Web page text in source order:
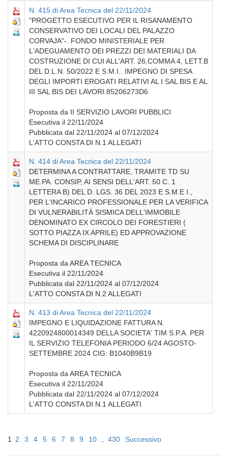
N. 415 di Area Tecnica del 22/11/2024
"PROGETTO ESECUTIVO PER IL RISANAMENTO
CONSERVATIVO DEI LOCALI DEL PALAZZO
CORVAJA"-. FONDO MINISTERIALE PER
L'ADEGUAMENTO DEI PREZZI DEI MATERIALI DA
COSTRUZIONE DI CUI ALL'ART. 26,COMMA 4, LETT.B
DEL D.L.N. 50/2022 E S.M.I.. IMPEGNO DI SPESA
DEGLI IMPORTI EROGATI RELATIVI AL I SAL BIS E AL
III SAL BIS DEI LAVORI.85206273D6
Proposta da II SERVIZIO LAVORI PUBBLICI
Esecutiva il 22/11/2024
Pubblicata dal 22/11/2024 al 07/12/2024
L'ATTO CONSTA DI N.1 ALLEGATI
N. 414 di Area Tecnica del 22/11/2024
DETERMINA A CONTRATTARE, TRAMITE TD SU
ME.PA. CONSIP, AI SENSI DELL'ART. 50 C. 1
LETTERA B) DEL D. LGS. 36 DEL 2023 E S.M.E I.,
PER L'INCARICO PROFESSIONALE PER LA VERIFICA
DI VULNERABILITÀ SISMICA DELL'IMMOBILE
DENOMINATO EX CIRCOLO DEI FORESTIERI (
SOTTO PIAZZA IX APRILE) ED APPROVAZIONE
SCHEMA DI DISCIPLINARE
Proposta da AREA TECNICA
Esecutiva il 22/11/2024
Pubblicata dal 22/11/2024 al 07/12/2024
L'ATTO CONSTA DI N.2 ALLEGATI
N. 413 di Area Tecnica del 22/11/2024
IMPEGNO E LIQUIDAZIONE FATTURA N.
4220924800014349 DELLA SOCIETA' TIM S.P.A. PER
IL SERVIZIO TELEFONIA PERIODO 6/24 AGOSTO-
SETTEMBRE 2024 CIG: B1040B9B19
Proposta da AREA TECNICA
Esecutiva il 22/11/2024
Pubblicata dal 22/11/2024 al 07/12/2024
L'ATTO CONSTA DI N.1 ALLEGATI
1 2 3 4 5 6 7 8 9 10 .. 430 Successivo